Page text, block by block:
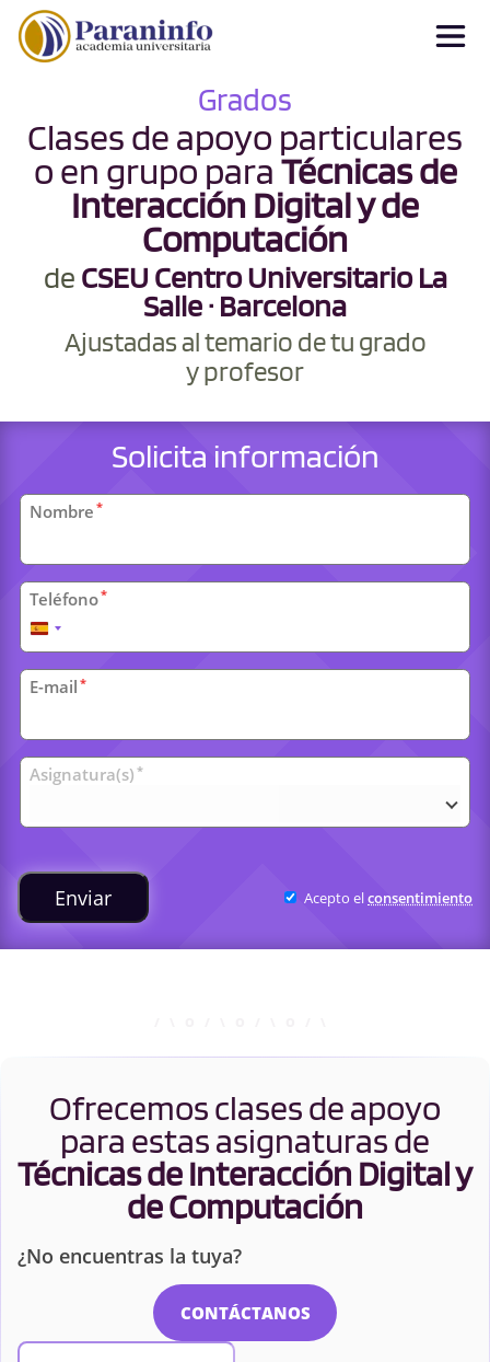
Grados
Clases de apoyo particulares
o en grupo para Técnicas de
Interacción Digital y de
Computación
de CSEU Centro Universitario La
Salle · Barcelona
Ajustadas al temario de tu grado
y profesor
Solicita información
Datos
personales
Nombre *
Teléfono*
España
+34
E-mail *
Clases
universitarias
Asignatura(s) *
Enviar Acepto elconsentimiento
Ofrecemos clases de apoyo
para estas asignaturas de
Técnicas de Interacción Digital y
de Computación
¿No encuentras la tuya?
CONTÁCTANOS